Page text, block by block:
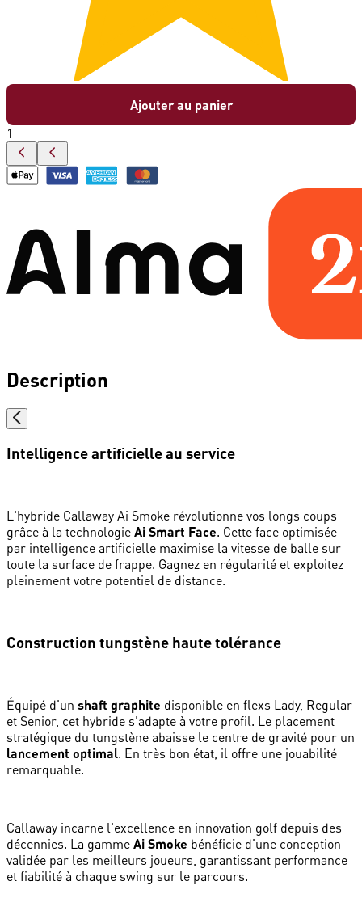
Ajouter au panier
1
Description
Intelligence artificielle au service
L'hybride Callaway Ai Smoke révolutionne vos longs coups
grâce à la technologie Ai Smart Face. Cette face optimisée
par intelligence artificielle maximise la vitesse de balle sur
toute la surface de frappe. Gagnez en régularité et exploitez
pleinement votre potentiel de distance.
Construction tungstène haute tolérance
Équipé d'un shaft graphite disponible en flexs Lady, Regular
et Senior, cet hybride s'adapte à votre profil. Le placement
stratégique du tungstène abaisse le centre de gravité pour un
lancement optimal. En très bon état, il offre une jouabilité
remarquable.
Callaway incarne l'excellence en innovation golf depuis des
décennies. La gamme Ai Smoke bénéficie d'une conception
validée par les meilleurs joueurs, garantissant performance
et fiabilité à chaque swing sur le parcours.